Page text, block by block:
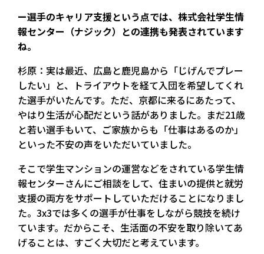
ー選手のキャリア支援という点では、株式会社学生情
報センター（ナジック）との連携も発表されています
ね。
杉原：実は最近、広島と鹿児島から「じげんでプレー
したい」と、トライアウトを経て入団を希望してくれ
た選手がいたんです。ただ、京都に来るにあたって、
やはり生活が心配だという話がありました。まだ21歳
と若い選手もいて、ご家族からも「仕事はあるのか」
といった不安の声をいただいていました。
そこで学生マンションの運営などをされている学生情
報センターさんにご相談をして、住まいの提供と就労
支援の両方をサポートしていただけることになりまし
た。3x3では多くの選手が仕事をしながら競技を続け
ています。だからこそ、生活面の不安を取り除いてあ
げることは、すごく大切だと考えています。